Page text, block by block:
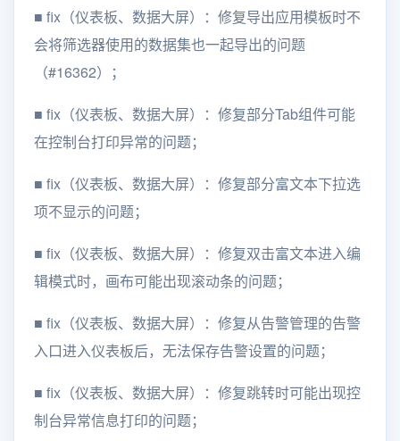
■ fix（仪表板、数据大屏）：修复导出应用模板时不
会将筛选器使用的数据集也一起导出的问题
（#16362）；
■ fix（仪表板、数据大屏）：修复部分Tab组件可能
在控制台打印异常的问题；
■ fix（仪表板、数据大屏）：修复部分富文本下拉选
项不显示的问题；
■ fix（仪表板、数据大屏）：修复双击富文本进入编
辑模式时，画布可能出现滚动条的问题；
■ fix（仪表板、数据大屏）：修复从告警管理的告警
入口进入仪表板后，无法保存告警设置的问题；
■ fix（仪表板、数据大屏）：修复跳转时可能出现控
制台异常信息打印的问题；